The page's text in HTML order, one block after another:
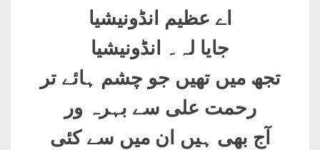
اے عظیم انڈونیشیا
جایا لہ۔ انڈونیشیا
تجھ میں تھیں جو چشم ہائے تر
رحمت علی سے بہرہ ور
آج بھی ہیں ان میں سے کئی